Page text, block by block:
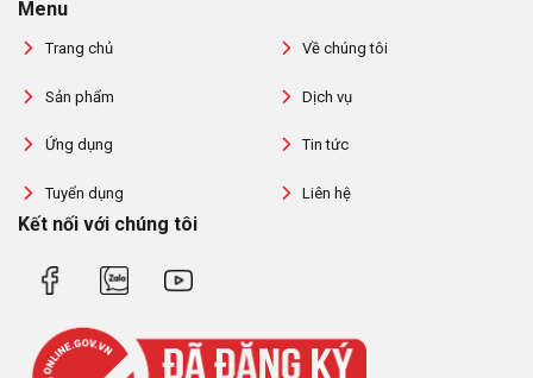
Menu
Trang chủ Về chúng tôi
Sản phẩm Dịch vụ
Ứng dụng Tin tức
Tuyển dụng Liên hệ
Kết nối với chúng tôi